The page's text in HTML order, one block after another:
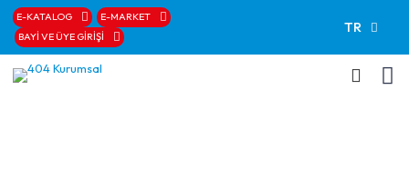
E-KATALOG
E-MARKET
BAYİ VE ÜYE GİRİŞİ
TR